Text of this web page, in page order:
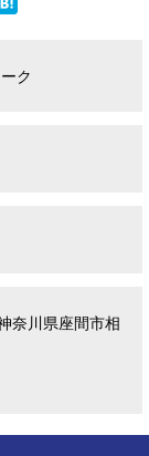
ク
奈川県座間市相